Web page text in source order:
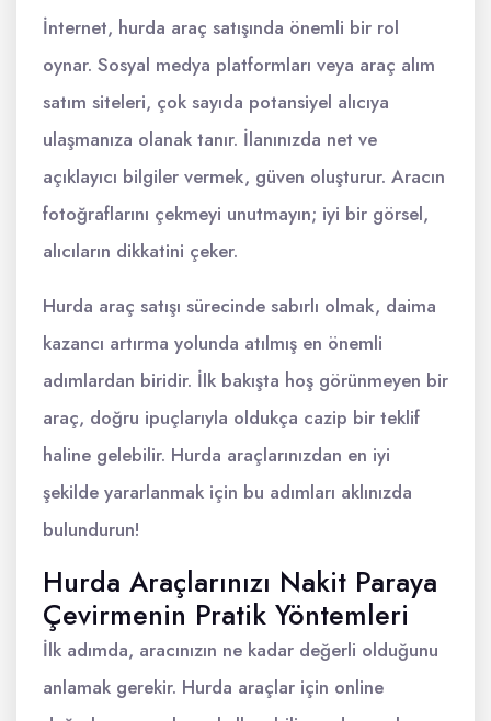
İnternet, hurda araç satışında önemli bir rol
oynar. Sosyal medya platformları veya araç alım
satım siteleri, çok sayıda potansiyel alıcıya
ulaşmanıza olanak tanır. İlanınızda net ve
açıklayıcı bilgiler vermek, güven oluşturur. Aracın
fotoğraflarını çekmeyi unutmayın; iyi bir görsel,
alıcıların dikkatini çeker.
Hurda araç satışı sürecinde sabırlı olmak, daima
kazancı artırma yolunda atılmış en önemli
adımlardan biridir. İlk bakışta hoş görünmeyen bir
araç, doğru ipuçlarıyla oldukça cazip bir teklif
haline gelebilir. Hurda araçlarınızdan en iyi
şekilde yararlanmak için bu adımları aklınızda
bulundurun!
Hurda Araçlarınızı Nakit Paraya
Çevirmenin Pratik Yöntemleri
İlk adımda, aracınızın ne kadar değerli olduğunu
anlamak gerekir. Hurda araçlar için online